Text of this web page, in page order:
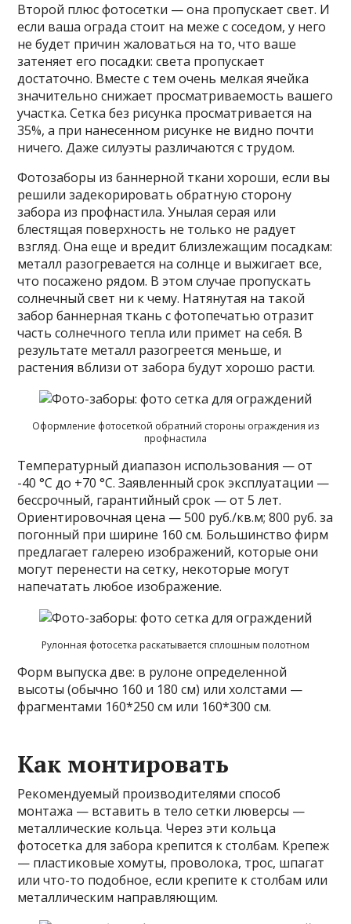
Второй плюс фотосетки — она пропускает свет. И
если ваша ограда стоит на меже с соседом, у него
не будет причин жаловаться на то, что ваше
затеняет его посадки: света пропускает
достаточно. Вместе с тем очень мелкая ячейка
значительно снижает просматриваемость вашего
участка. Сетка без рисунка просматривается на
35%, а при нанесенном рисунке не видно почти
ничего. Даже силуэты различаются с трудом.
Фотозаборы из баннерной ткани хороши, если вы
решили задекорировать обратную сторону
забора из профнастила. Унылая серая или
блестящая поверхность не только не радует
взгляд. Она еще и вредит близлежащим посадкам:
металл разогревается на солнце и выжигает все,
что посажено рядом. В этом случае пропускать
солнечный свет ни к чему. Натянутая на такой
забор баннерная ткань с фотопечатью отразит
часть солнечного тепла или примет на себя. В
результате металл разогреется меньше, и
растения вблизи от забора будут хорошо расти.
Оформление фотосеткой обратний стороны ограждения из
профнастила
Температурный диапазон использования — от
-40 °C до +70 °C. Заявленный срок эксплуатации —
бессрочный, гарантийный срок — от 5 лет.
Ориентировочная цена — 500 руб./кв.м; 800 руб. за
погонный при ширине 160 см. Большинство фирм
предлагает галерею изображений, которые они
могут перенести на сетку, некоторые могут
напечатать любое изображение.
Рулонная фотосетка раскатывается сплошным полотном
Форм выпуска две: в рулоне определенной
высоты (обычно 160 и 180 см) или холстами —
фрагментами 160*250 см или 160*300 см.
Как монтировать
Рекомендуемый производителями способ
монтажа — вставить в тело сетки люверсы —
металлические кольца. Через эти кольца
фотосетка для забора крепится к столбам. Крепеж
— пластиковые хомуты, проволока, трос, шпагат
или что-то подобное, если крепите к столбам или
металлическим направляющим.